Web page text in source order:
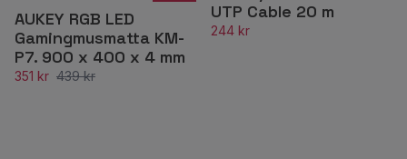
AUKEY RGB LED
Gamingmusmatta KM-
P7. 900 x 400 x 4 mm
351 kr 439 kr
UTP Cable 20 m
244 kr